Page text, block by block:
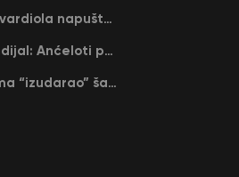
Kraj jedne ere – Gvardiola napušta Siti na kraju sezone, menja ga njegov nekadašnji rival
Nejmar ide na Mundijal: Anćeloti pročitao njegovo ime, Brazil u delirijumu (VIDEO)
Strašni Vembanjama “izudarao” šampiona za brejk: San Antonio poveo protiv Oklahome